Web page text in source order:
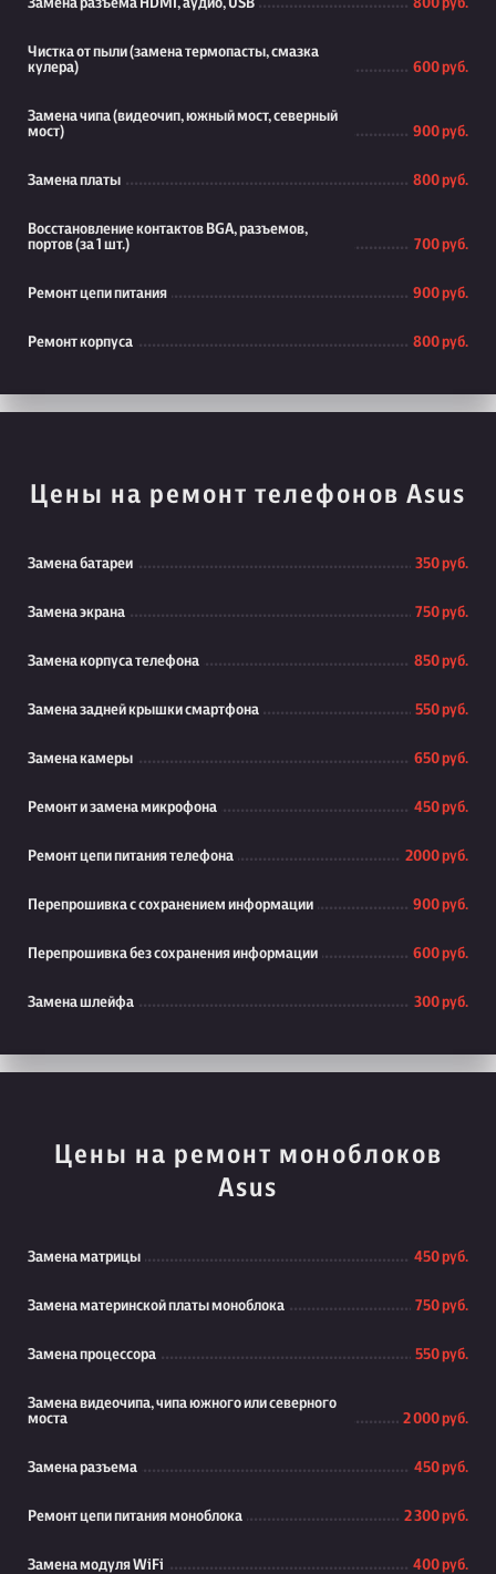
Замена разъема HDMI, аудио, USB 800 руб.
Чистка от пыли (замена термопасты, смазка
кулера)
600 руб.
Замена чипа (видеочип, южный мост, северный
мост)
900 руб.
Замена платы 800 руб.
Восстановление контактов BGA, разъемов,
портов (за 1 шт.)
700 руб.
Ремонт цепи питания 900 руб.
Ремонт корпуса 800 руб.
Цены на ремонт телефонов Asus
Замена батареи 350 руб.
Замена экрана 750 руб.
Замена корпуса телефона 850 руб.
Замена задней крышки смартфона 550 руб.
Замена камеры 650 руб.
Ремонт и замена микрофона 450 руб.
Ремонт цепи питания телефона 2000 руб.
Перепрошивка с сохранением информации 900 руб.
Перепрошивка без сохранения информации 600 руб.
Замена шлейфа 300 руб.
Цены на ремонт моноблоков
Asus
Замена матрицы 450 руб.
Замена материнской платы моноблока 750 руб.
Замена процессора 550 руб.
Замена видеочипа, чипа южного или северного
моста
2 000 руб.
Замена разъема 450 руб.
Ремонт цепи питания моноблока 2 300 руб.
Замена модуля WiFi 400 руб.